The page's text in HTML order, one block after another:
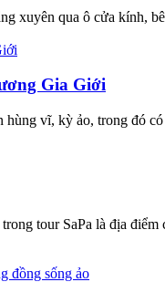
xuyên qua ô cửa kính,
Gia Giới
vĩ, kỳ ảo, trong đó
tour SaPa là địa